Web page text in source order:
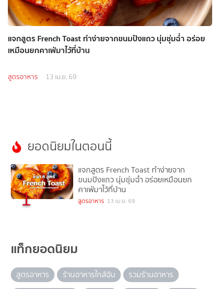
แจกสูตร French Toast ทำง่ายจากขนมปังแถว นุ่มชุ่มฉ่ำ อร่อย
เหมือนยกคาเฟ่มาไว้ที่บ้าน
สูตรอาหาร 13 เม.ย. 69
ยอดนิยมในตอนนี้
1
แจกสูตร French Toast ทำง่ายจาก
ขนมปังแถว นุ่มชุ่มฉ่ำ อร่อยเหมือนยก
คาเฟ่มาไว้ที่บ้าน
สูตรอาหาร 13 เม.ย. 69
แท็กยอดนิยม
สูตรอาหาร ร้านอาหารใกล้ฉัน
รวมร้านอาหาร